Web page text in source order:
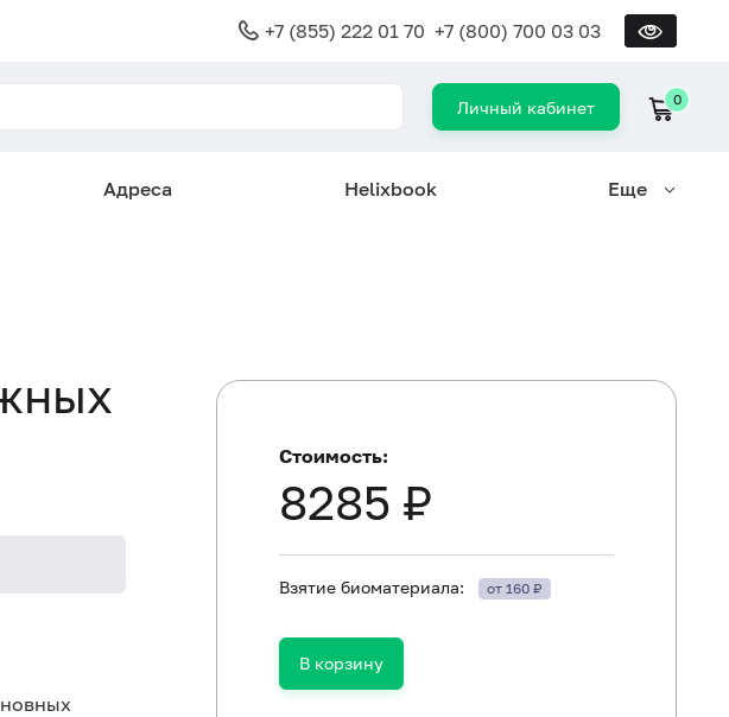
+7 (855) 222 01 70 +7 (800) 700 03 03
Личный кабинет 0
Адреса Helixbook Еще
Клинический анализ крови (с лейкоцитарной формулой)
Копрограмма
Стоимость:
8285 ₽
Взятие биоматериала: от 160 ₽
В корзину